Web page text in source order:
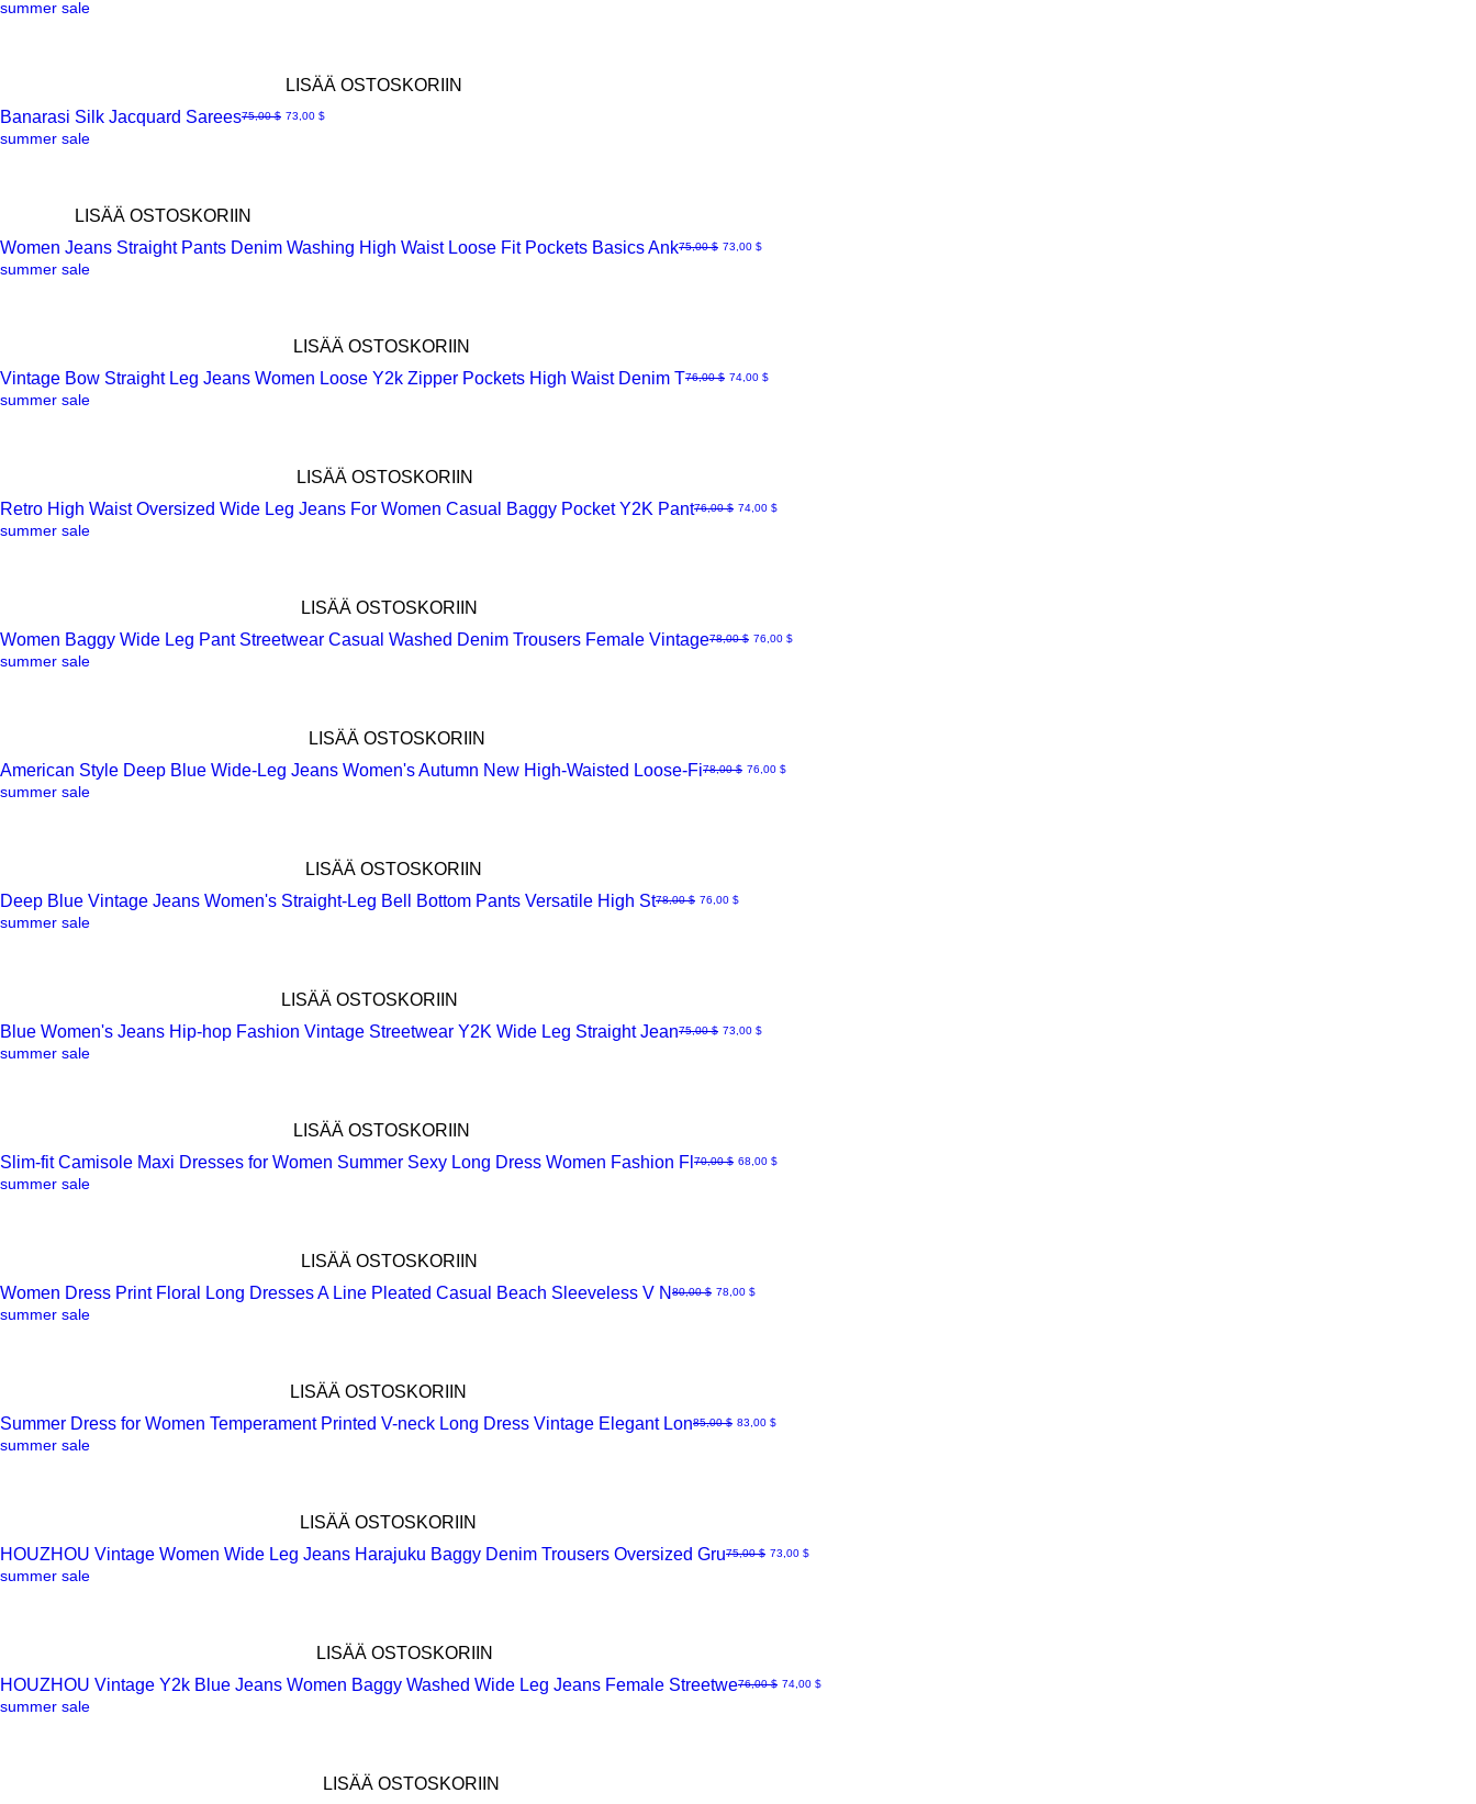
Pikakatselu
summer sale
LISÄÄ OSTOSKORIIN
Pikakatselu
Banarasi Silk Jacquard SareesNormaali hinta
75,00 $ Alehinta
73,00 $
summer sale
LISÄÄ OSTOSKORIIN
Pikakatselu
Women Jeans Straight Pants Denim Washing High Waist Loose Fit Pockets Basics AnkNormaali hinta
75,00 $ Alehinta
73,00 $
summer sale
LISÄÄ OSTOSKORIIN
Pikakatselu
Vintage Bow Straight Leg Jeans Women Loose Y2k Zipper Pockets High Waist Denim TNormaali hinta
76,00 $ Alehinta
74,00 $
summer sale
LISÄÄ OSTOSKORIIN
Pikakatselu
Retro High Waist Oversized Wide Leg Jeans For Women Casual Baggy Pocket Y2K PantNormaali hinta
76,00 $ Alehinta
74,00 $
summer sale
LISÄÄ OSTOSKORIIN
Pikakatselu
Women Baggy Wide Leg Pant Streetwear Casual Washed Denim Trousers Female VintageNormaali hinta
78,00 $ Alehinta
76,00 $
summer sale
LISÄÄ OSTOSKORIIN
Pikakatselu
American Style Deep Blue Wide-Leg Jeans Women's Autumn New High-Waisted Loose-FiNormaali hinta
78,00 $ Alehinta
76,00 $
summer sale
LISÄÄ OSTOSKORIIN
Pikakatselu
Deep Blue Vintage Jeans Women's Straight-Leg Bell Bottom Pants Versatile High StNormaali hinta
78,00 $ Alehinta
76,00 $
summer sale
LISÄÄ OSTOSKORIIN
Pikakatselu
Blue Women's Jeans Hip-hop Fashion Vintage Streetwear Y2K Wide Leg Straight JeanNormaali hinta
75,00 $ Alehinta
73,00 $
summer sale
LISÄÄ OSTOSKORIIN
Pikakatselu
Slim-fit Camisole Maxi Dresses for Women Summer Sexy Long Dress Women Fashion Fl Normaali hinta
70,00 $ Alehinta
68,00 $
summer sale
LISÄÄ OSTOSKORIIN
Pikakatselu
Women Dress Print Floral Long Dresses A Line Pleated Casual Beach Sleeveless V N Normaali hinta
80,00 $ Alehinta
78,00 $
summer sale
LISÄÄ OSTOSKORIIN
Pikakatselu
Summer Dress for Women Temperament Printed V-neck Long Dress Vintage Elegant LonNormaali hinta
85,00 $ Alehinta
83,00 $
summer sale
LISÄÄ OSTOSKORIIN
Pikakatselu
HOUZHOU Vintage Women Wide Leg Jeans Harajuku Baggy Denim Trousers Oversized GruNormaali hinta
75,00 $ Alehinta
73,00 $
summer sale
LISÄÄ OSTOSKORIIN
Pikakatselu
HOUZHOU Vintage Y2k Blue Jeans Women Baggy Washed Wide Leg Jeans Female StreetweNormaali hinta
76,00 $ Alehinta
74,00 $
summer sale
LISÄÄ OSTOSKORIIN